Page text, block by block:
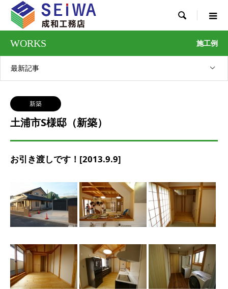

WORKS 施工例
最新記事
新築
土浦市S様邸（新築）
お引き渡しです！[2013.9.9]